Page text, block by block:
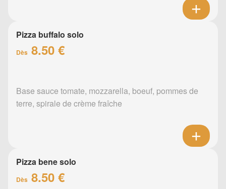
Pizza buffalo solo
Dès 8.50 €
Base sauce tomate, mozzarella, boeuf, pommes de
terre, spirale de crème fraîche
Pizza bene solo
Dès 8.50 €